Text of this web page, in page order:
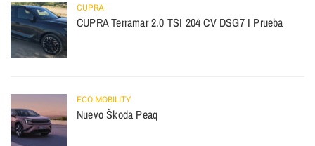
CUPRA
CUPRA Terramar 2.0 TSI 204 CV DSG7 I Prueba
ECO MOBILITY
Nuevo Škoda Peaq